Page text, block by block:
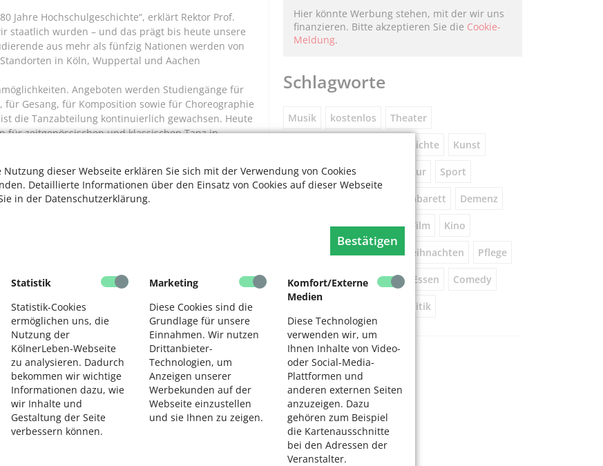
Nutzung dieser Webseite erklären Sie sich mit der Verwendung von Cookies
Detaillierte Informationen über den Einsatz von Cookies auf dieser Webseite
in der Datenschutzerklärung.
Bestätigen
Statistik
Statistik-Cookies
ermöglichen uns, die
Nutzung der
KölnerLeben-Webseite
zu analysieren. Dadurch
bekommen wir wichtige
Informationen dazu, wie
wir Inhalte und
Gestaltung der Seite
verbessern können.
Marketing
Diese Cookies sind die
Grundlage für unsere
Einnahmen. Wir nutzen
Drittanbieter-
Technologien, um
Anzeigen unserer
Werbekunden auf der
Webseite einzustellen
und sie Ihnen zu zeigen.
Komfort/Externe
Medien
Diese Technologien
verwenden wir, um
Ihnen Inhalte von Video-
oder Social-Media-
Plattformen und
anderen externen Seiten
anzuzeigen. Dazu
gehören zum Beispiel
die Kartenausschnitte
bei den Adressen der
Veranstalter.
Jahre Hochschulgeschichte“, erklärt Rektor Prof.
staatlich wurden – und das prägt bis heute unsere
aus mehr als fünfzig Nationen werden von
in Köln, Wuppertal und Aachen
Angeboten werden Studiengänge für
Gesang, für Komposition sowie für Choreographie
die Tanzabteilung kontinuierlich gewachsen. Heute
zeitgenössischen und klassischen Tanz in
gesellschaftliche Themen wie Inklusion
Hier könnte Werbung stehen, mit der wir uns
finanzieren. Bitte akzeptieren Sie die Cookie-
Meldung.
Schlagworte
Musik kostenlos Theater
Geschichte Kunst
Museum Natur Literatur Sport
Kabarett Demenz
Wandern Brauchtum Film Kino
Vorsorge Beratung Weihnachten Pflege
Feste Tanz Vortrag Essen Comedy
Politik